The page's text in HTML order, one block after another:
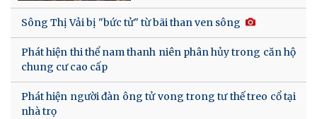
Sông Thị Vải bị "bức tử" từ bãi than ven sông
Phát hiện thi thể nam thanh niên phân hủy trong căn hộ
chung cư cao cấp
Phát hiện người đàn ông tử vong trong tư thế treo cổ tại
nhà trọ